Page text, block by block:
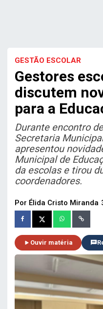
GESTÃO ESCOLAR
Gestores
discutem
para a
Durante encontro
Secretaria
apresentou
Municipal de
da escolas e tirou
coordenadores.
Por Élida Cristo Miranda
Ouvir matéria